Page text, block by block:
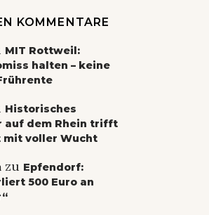
KOMMENTARE
MIT Rottweil:
halten – keine
Historisches
auf dem Rhein trifft
voller Wucht
zu Epfendorf:
500 Euro an